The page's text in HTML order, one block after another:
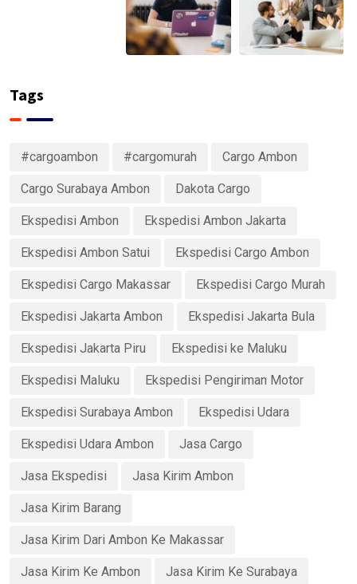
Tags
#cargoambon #cargomurah Cargo Ambon
Cargo Surabaya Ambon Dakota Cargo
Ekspedisi Ambon Ekspedisi Ambon Jakarta
Ekspedisi Ambon Satui Ekspedisi Cargo Ambon
Ekspedisi Cargo Makassar Ekspedisi Cargo Murah
Ekspedisi Jakarta Ambon Ekspedisi Jakarta Bula
Ekspedisi Jakarta Piru Ekspedisi ke Maluku
Ekspedisi Maluku Ekspedisi Pengiriman Motor
Ekspedisi Surabaya Ambon Ekspedisi Udara
Ekspedisi Udara Ambon Jasa Cargo
Jasa Ekspedisi Jasa Kirim Ambon
Jasa Kirim Barang
Jasa Kirim Dari Ambon Ke Makassar
Jasa Kirim Ke Ambon Jasa Kirim Ke Surabaya